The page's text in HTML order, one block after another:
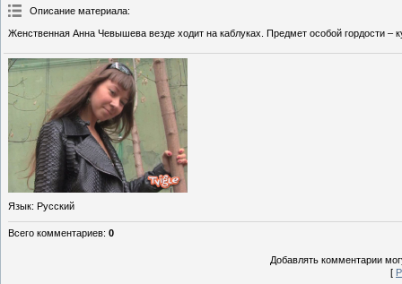
Описание материала:
Женственная Анна Чевышева везде ходит на каблуках. Предмет особой гордости –
Язык: Русский
Всего комментариев: 0
Добавлять комментарии
[